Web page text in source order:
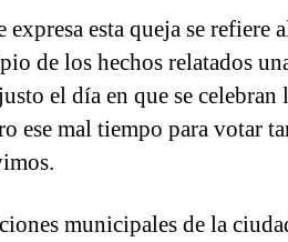
expresa esta queja se refiere
de los hechos relatados
el día en que se celebran
ese mal tiempo para votar
municipales de la